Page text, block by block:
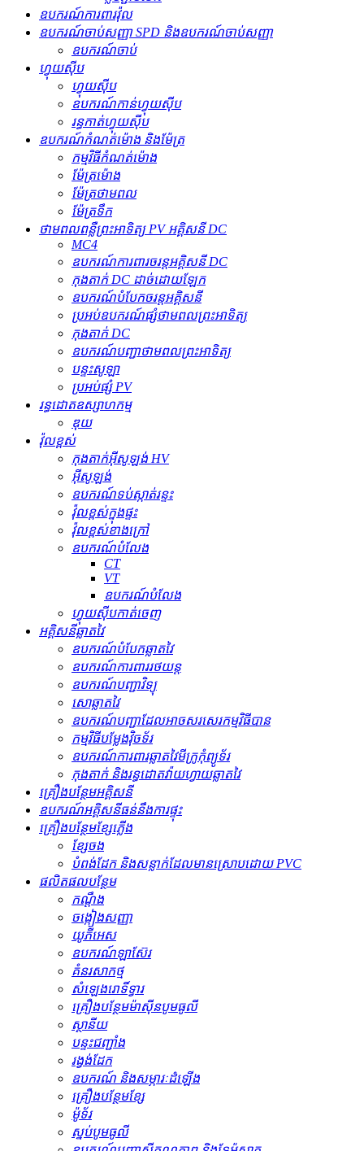
ឧបករណ៍ការពារវ៉ុល
ឧបករណ៍ចាប់សញ្ញា SPD និងឧបករណ៍ចាប់សញ្ញា
ឧបករណ៍ចាប់
ហ្វុយស៊ីប
ហ្វុយស៊ីប
ឧបករណ៍​កាន់​ហ្វុយស៊ីប
រន្ធ​កាត់​ហ្វុយស៊ីប
ឧបករណ៍កំណត់ម៉ោង និងម៉ែត្រ
កម្មវិធីកំណត់ម៉ោង
ម៉ែត្រម៉ោង
ម៉ែត្រថាមពល
ម៉ែត្រទឹក
ថាមពលពន្លឺព្រះអាទិត្យ PV អគ្គិសនី DC
MC4
ឧបករណ៍ការពារចរន្តអគ្គិសនី DC
កុងតាក់ DC ដាច់ដោយឡែក
ឧបករណ៍បំបែកចរន្តអគ្គិសនី
ប្រអប់ឧបករណ៍ផ្សំថាមពលព្រះអាទិត្យ
កុងតាក់ DC
ឧបករណ៍បញ្ជាថាមពលព្រះអាទិត្យ
បន្ទះសូឡា
ប្រអប់ផ្សំ PV
រន្ធដោតឧស្សាហកម្ម
ឌុយ
វ៉ុលខ្ពស់
កុងតាក់​អ៊ីសូឡង់ HV
អ៊ីសូឡង់
ឧបករណ៍​ទប់ស្កាត់​រន្ទះ
វ៉ុលខ្ពស់ក្នុងផ្ទះ
វ៉ុលខ្ពស់ខាងក្រៅ
ឧបករណ៍បំលែង
CT
VT
ឧបករណ៍បំលែង
ហ្វុយស៊ីបកាត់ចេញ
អគ្គិសនីឆ្លាតវៃ
ឧបករណ៍បំបែកឆ្លាតវៃ
ឧបករណ៍ការពាររថយន្ត
ឧបករណ៍បញ្ជាវិទ្យុ
សោឆ្លាតវៃ
ឧបករណ៍បញ្ជាដែលអាចសរសេរកម្មវិធីបាន
កម្មវិធីបម្លែងវ៉ិចទ័រ
ឧបករណ៍ការពារឆ្លាតវៃមីក្រូកុំព្យូទ័រ
កុងតាក់ និងរន្ធដោតវ៉ាយហ្វាយឆ្លាតវៃ
គ្រឿងបន្ថែមអគ្គិសនី
ឧបករណ៍អគ្គិសនីធន់នឹងការផ្ទុះ
គ្រឿងបន្ថែមខ្សែភ្លើង
ខ្សែចង
បំពង់ដែក និងសន្លាក់ដែលមានស្រោបដោយ PVC
ផលិតផលបន្ថែម
កណ្ដឹង
ចង្កៀងសញ្ញា
យូភីអេស
ឧបករណ៍ឡាស៊ែរ
គំនរសាកថ្ម
សំឡេងរោទិ៍ទ្វារ
គ្រឿងបន្ថែមម៉ាស៊ីនបូមធូលី
ស្ថានីយ
បន្ទះជញ្ជាំង
រង្វង់ដែក
ឧបករណ៍ និងសម្ភារៈដំឡើង
គ្រឿងបន្ថែមខ្សែ
ម៉ូទ័រ
ស្នប់បូមធូលី